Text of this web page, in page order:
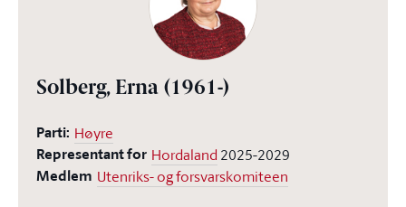
Solberg, Erna (1961-)
Parti: Høyre
Representant for Hordaland 2025-2029
Medlem Utenriks- og forsvarskomiteen